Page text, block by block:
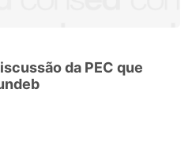
da PEC que